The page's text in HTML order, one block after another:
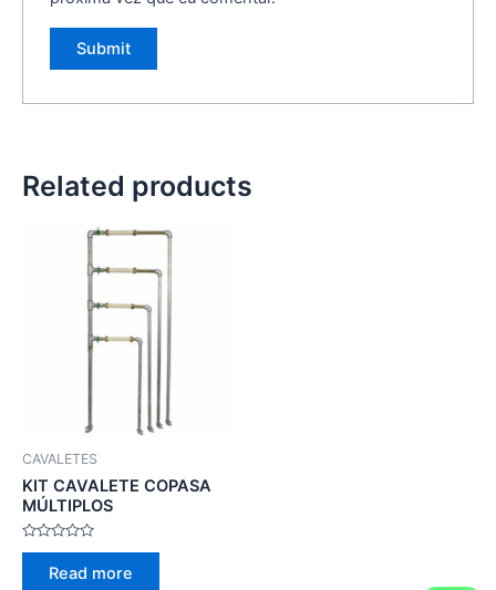
Related products
CAVALETES
KIT CAVALETE COPASA
MÚLTIPLOS
Rated
Read more